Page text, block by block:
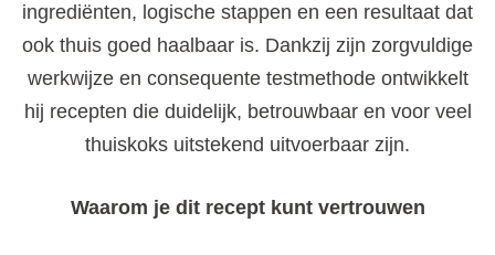
ingrediënten, logische stappen en een resultaat dat
ook thuis goed haalbaar is. Dankzij zijn zorgvuldige
werkwijze en consequente testmethode ontwikkelt
hij recepten die duidelijk, betrouwbaar en voor veel
thuiskoks uitstekend uitvoerbaar zijn.
Waarom je dit recept kunt vertrouwen